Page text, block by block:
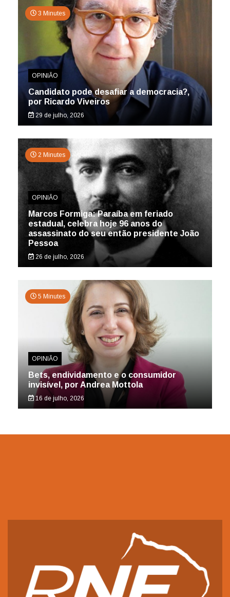
3 Minutes
OPINIÃO
Candidato pode desafiar a democracia?,
por Ricardo Viveiros
29 de julho, 2026
2 Minutes
OPINIÃO
Marcos Formiga: Paraíba em feriado
estadual, celebra hoje 96 anos do
assassinato do seu então presidente João
Pessoa
26 de julho, 2026
5 Minutes
OPINIÃO
Bets, endividamento e o consumidor
invisível, por Andrea Mottola
16 de julho, 2026